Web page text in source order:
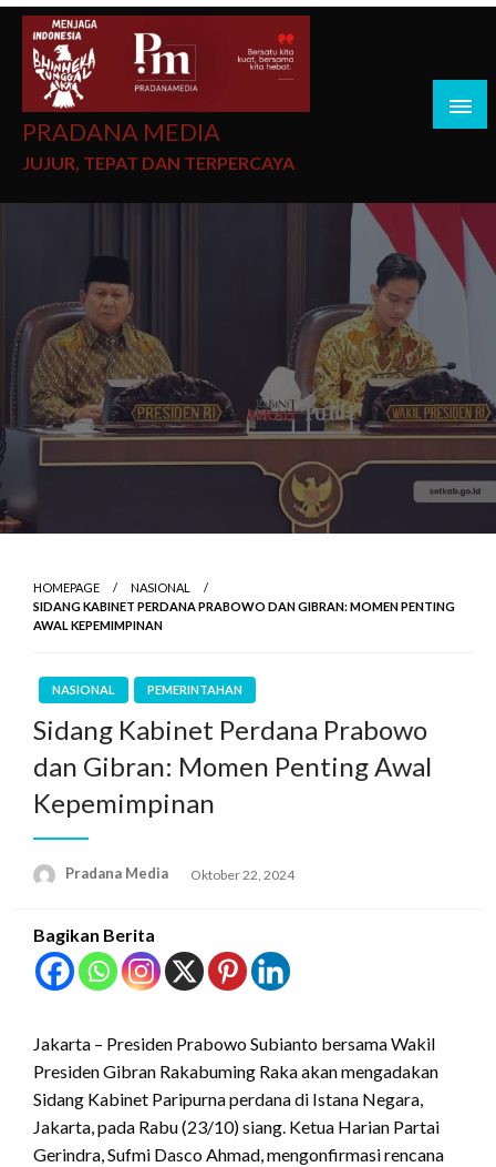
PRADANA MEDIA
JUJUR, TEPAT DAN TERPERCAYA
HOMEPAGE
NASIONAL
SIDANG KABINET PERDANA PRABOWO DAN GIBRAN: MOMEN PENTING
AWAL KEPEMIMPINAN
NASIONAL PEMERINTAHAN
Sidang Kabinet Perdana Prabowo
dan Gibran: Momen Penting Awal
Kepemimpinan
Pradana Media Oktober 22, 2024
Bagikan Berita
Jakarta – Presiden Prabowo Subianto bersama Wakil
Presiden Gibran Rakabuming Raka akan mengadakan
Sidang Kabinet Paripurna perdana di Istana Negara,
Jakarta, pada Rabu (23/10) siang. Ketua Harian Partai
Gerindra, Sufmi Dasco Ahmad, mengonfirmasi rencana